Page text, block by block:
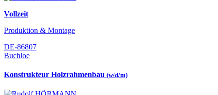
Vollzeit
Produktion & Montage
DE-86807
Buchloe
Konstrukteur Holzrahmenbau (w/d/m)